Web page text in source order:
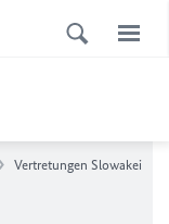
Vertretungen Slowakei